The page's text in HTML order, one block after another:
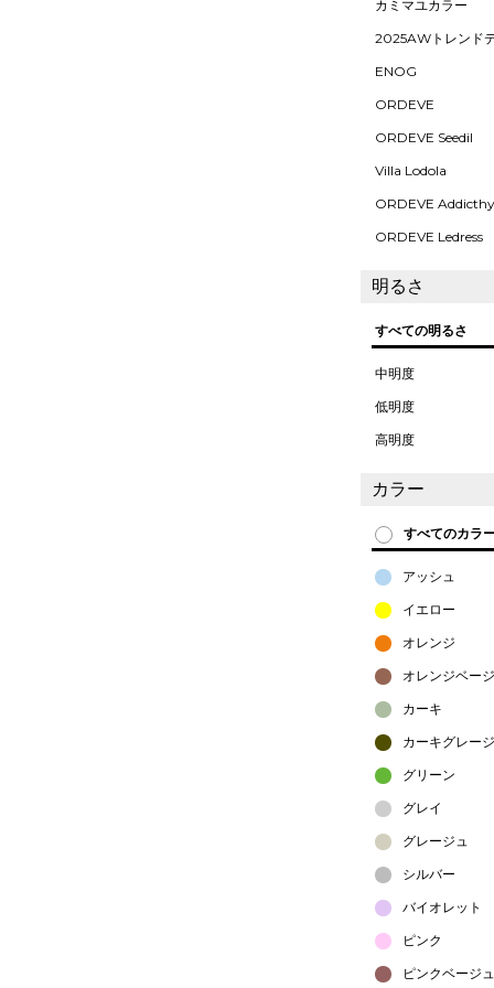
カミマユカラー
2025AWトレンド
ENOG
ORDEVE
ORDEVE Seedil
Villa Lodola
ORDEVE Addicthy
ORDEVE Ledress
明るさ
すべての明るさ
中明度
低明度
高明度
カラー
すべてのカラ
アッシュ
イエロー
オレンジ
オレンジベー
カーキ
カーキグレー
グリーン
グレイ
グレージュ
シルバー
バイオレット
ピンク
ピンクベージュ